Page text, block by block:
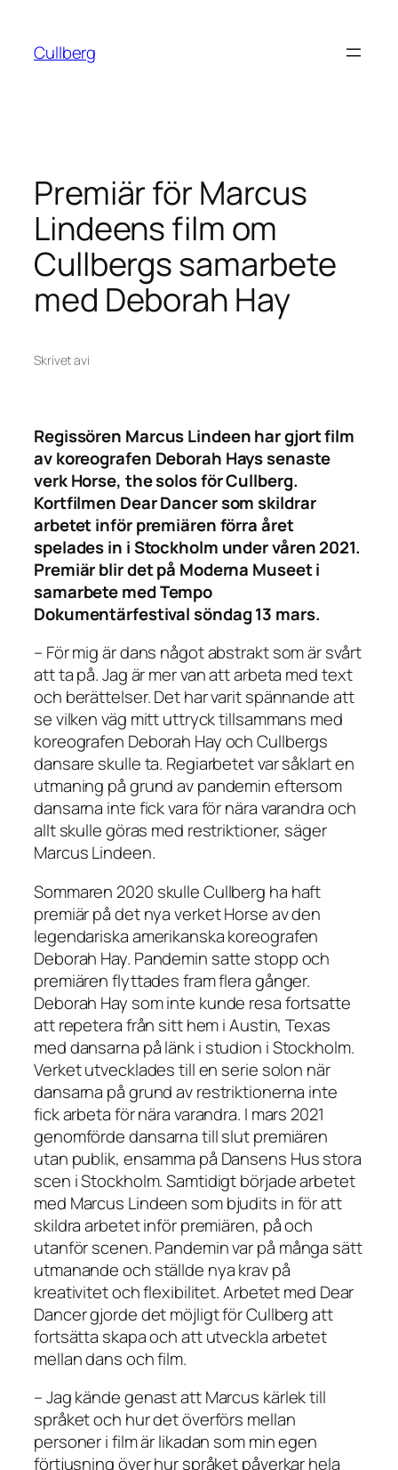
innehåll
Cullberg
Premiär för Marcus
Lindeens film om
Cullbergs samarbete
med Deborah Hay
Skrivet avi
Regissören Marcus Lindeen har gjort film
av koreografen Deborah Hays senaste
verk Horse, the solos för Cullberg.
Kortfilmen Dear Dancer som skildrar
arbetet inför premiären förra året
spelades in i Stockholm under våren 2021.
Premiär blir det på Moderna Museet i
samarbete med Tempo
Dokumentärfestival söndag 13 mars.
– För mig är dans något abstrakt som är svårt
att ta på. Jag är mer van att arbeta med text
och berättelser. Det har varit spännande att
se vilken väg mitt uttryck tillsammans med
koreografen Deborah Hay och Cullbergs
dansare skulle ta. Regiarbetet var såklart en
utmaning på grund av pandemin eftersom
dansarna inte fick vara för nära varandra och
allt skulle göras med restriktioner, säger
Marcus Lindeen.
Sommaren 2020 skulle Cullberg ha haft
premiär på det nya verket Horse av den
legendariska amerikanska koreografen
Deborah Hay. Pandemin satte stopp och
premiären flyttades fram flera gånger.
Deborah Hay som inte kunde resa fortsatte
att repetera från sitt hem i Austin, Texas
med dansarna på länk i studion i Stockholm.
Verket utvecklades till en serie solon när
dansarna på grund av restriktionerna inte
fick arbeta för nära varandra. I mars 2021
genomförde dansarna till slut premiären
utan publik, ensamma på Dansens Hus stora
scen i Stockholm. Samtidigt började arbetet
med Marcus Lindeen som bjudits in för att
skildra arbetet inför premiären, på och
utanför scenen. Pandemin var på många sätt
utmanande och ställde nya krav på
kreativitet och flexibilitet. Arbetet med Dear
Dancer gjorde det möjligt för Cullberg att
fortsätta skapa och att utveckla arbetet
mellan dans och film.
– Jag kände genast att Marcus kärlek till
språket och hur det överförs mellan
personer i film är likadan som min egen
förtjusning över hur språket påverkar hela